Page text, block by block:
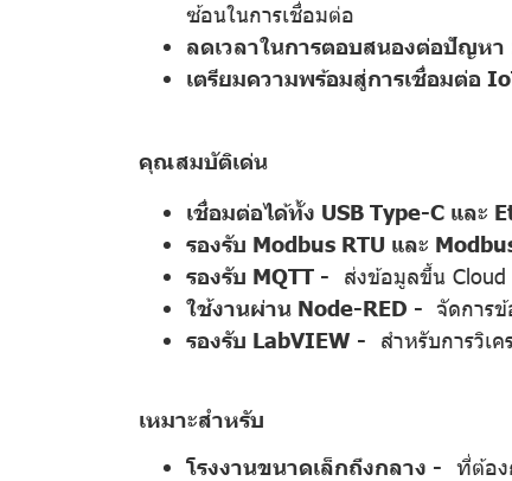
ซ้อนในการเชื่อมต่อ
ลดเวลาในการตอบสนองต่อปัญหา
เตรียมความพร้อมสู่การเชื่อมต่อ
คุณสมบัติเด่น
เชื่อมต่อได้ทั้ง USB Type-C และ
รองรับ Modbus RTU และ
รองรับ MQTT - ส่งข้อมูลขึ้น Cloud
ใช้งานผ่าน Node-RED - จัดการ
รองรับ LabVIEW - สำหรับการวิเค
เหมาะสำหรับ
โรงงานขนาดเล็กถึงกลาง - ที่ต้อง